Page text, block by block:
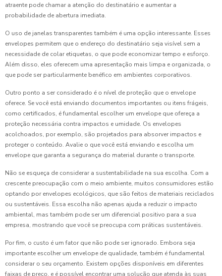
atraente pode chamar a atenção do destinatário e aumentar a
probabilidade de abertura imediata.
O uso de janelas transparentes também é uma opção interessante. Esses
envelopes permitem que o endereço do destinatário seja visível sem a
necessidade de colar etiquetas, o que pode economizar tempo e esforço.
Além disso, eles oferecem uma apresentação mais limpa e organizada, o
que pode ser particularmente benéfico em ambientes corporativos.
Outro ponto a ser considerado é o nível de proteção que o envelope
oferece. Se você está enviando documentos importantes ou itens frágeis,
como certificados, é fundamental escolher um envelope que ofereça a
proteção necessária contra impactos e umidade. Os envelopes
acolchoados, por exemplo, são projetados para absorver impactos e
proteger o conteúdo. Avalie o que você está enviando e escolha um
envelope que garanta a segurança do material durante o transporte.
Não se esqueça de considerar a sustentabilidade na sua escolha. Com a
crescente preocupação com o meio ambiente, muitos consumidores estão
optando por envelopes ecológicos, que são feitos de materiais reciclados
ou sustentáveis. Essa escolha não apenas ajuda a reduzir o impacto
ambiental, mas também pode ser um diferencial positivo para a sua
empresa, mostrando que você se preocupa com práticas sustentáveis.
Por fim, o custo é um fator que não pode ser ignorado. Embora seja
importante escolher um envelope de qualidade, também é fundamental
considerar o seu orçamento. Existem opções disponíveis em diferentes
faixas de preço, e é possível encontrar uma solução que atenda às suas